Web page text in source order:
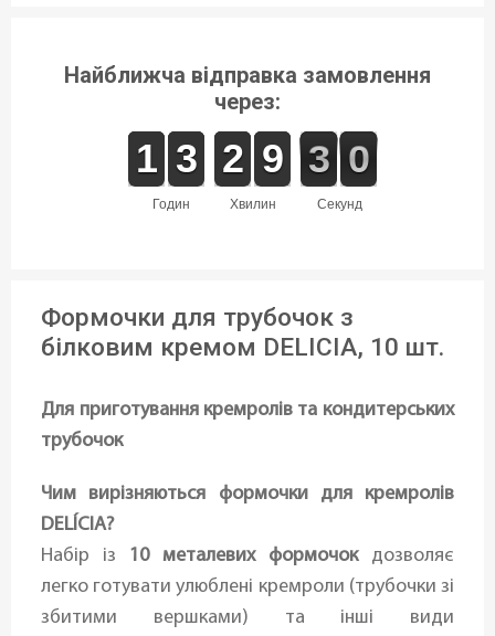
Найближча відправка замовлення
через:
годин
1
1
1
1 2
2
3
3
хвилин
1
1
2
2 8
8
9
9
секунд
3
3
2 0
9
Формочки для трубочок з
білковим кремом DELICIA, 10 шт.
Для приготування кремролів та кондитерських
трубочок
Чим вирізняються формочки для кремролів
DELÍCIA?
Набір із 10 металевих формочокдозволяє
легко готувати улюблені кремроли (трубочки зі
збитими вершками) та інші види